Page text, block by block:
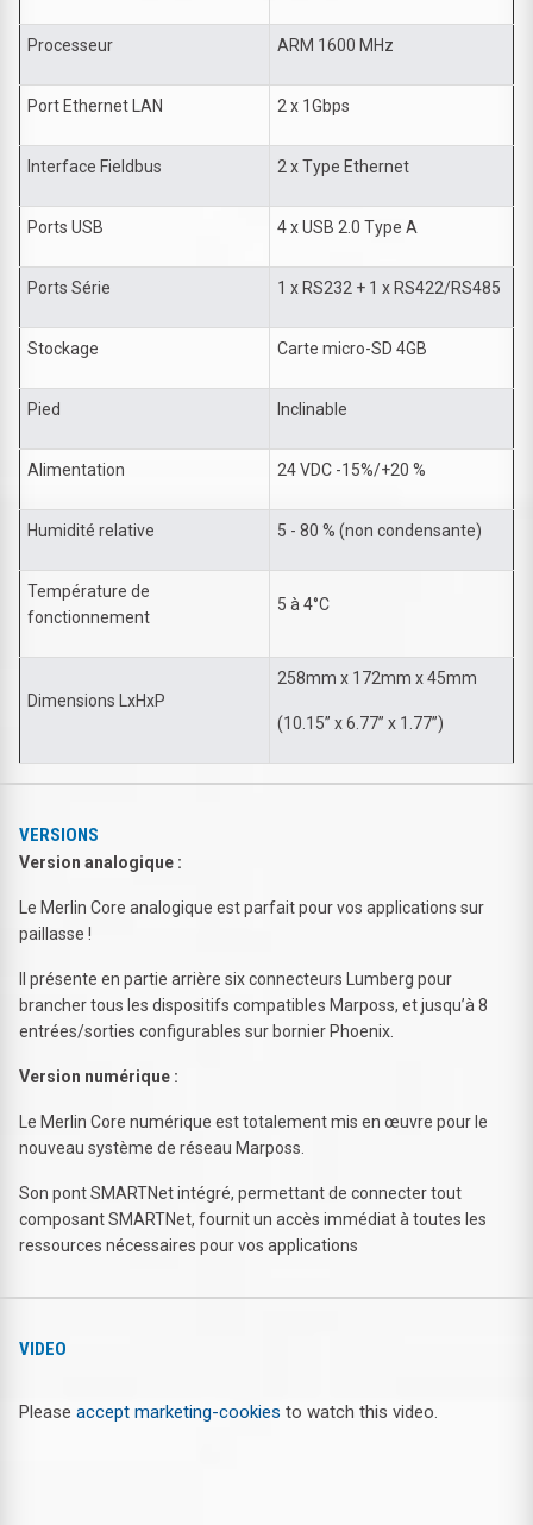
Processeur ARM 1600 MHz
Port Ethernet LAN 2 x 1Gbps
Interface Fieldbus 2 x Type Ethernet
Ports USB 4 x USB 2.0 Type A
Ports Série 1 x RS232 + 1 x RS422/RS485
Stockage Carte micro-SD 4GB
Pied Inclinable
Alimentation 24 VDC -15%/+20 %
Humidité relative 5 - 80 % (non condensante)
Température de
fonctionnement
5 à 4°C
Dimensions LxHxP
258mm x 172mm x 45mm
(10.15” x 6.77” x 1.77”)
VERSIONS
Version analogique :
Le Merlin Core analogique est parfait pour vos applications sur
paillasse !
Il présente en partie arrière six connecteurs Lumberg pour
brancher tous les dispositifs compatibles Marposs, et jusqu’à 8
entrées/sorties configurables sur bornier Phoenix.
Version numérique :
Le Merlin Core numérique est totalement mis en œuvre pour le
nouveau système de réseau Marposs.
Son pont SMARTNet intégré, permettant de connecter tout
composant SMARTNet, fournit un accès immédiat à toutes les
ressources nécessaires pour vos applications
VIDEO
Please accept marketing-cookies to watch this video.